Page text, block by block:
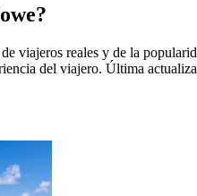
viajeros reales y de la
del viajero. Última